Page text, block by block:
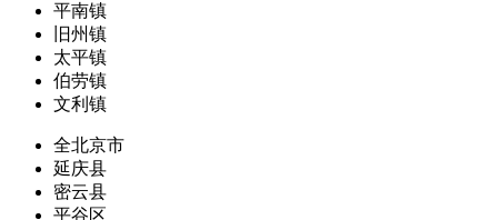
平南镇
旧州镇
太平镇
伯劳镇
文利镇
全北京市
延庆县
密云县
平谷区